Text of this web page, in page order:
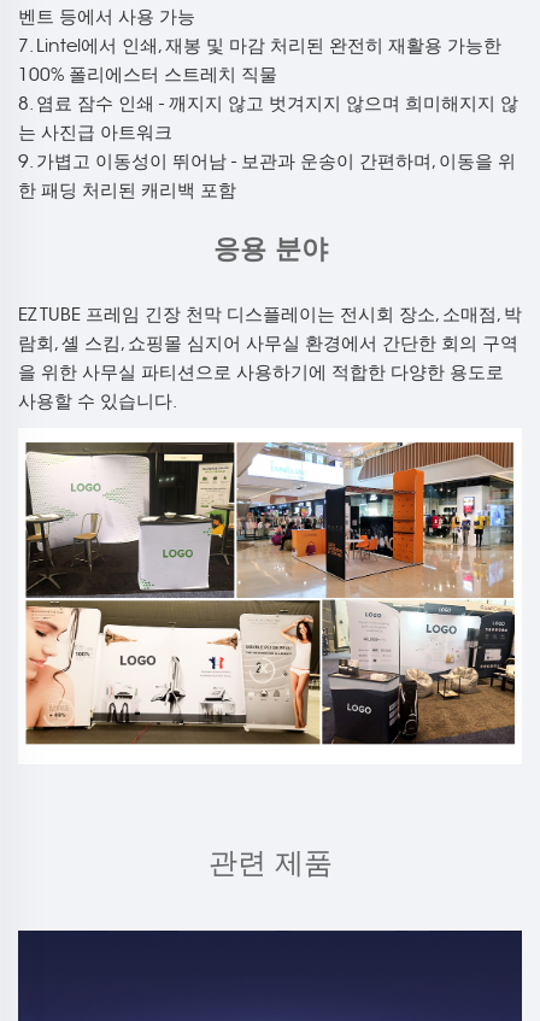
벤트 등에서 사용 가능
7. Lintel에서 인쇄, 재봉 및 마감 처리된 완전히 재활용 가능한
100% 폴리에스터 스트레치 직물
8. 염료 잠수 인쇄 - 깨지지 않고 벗겨지지 않으며 희미해지지 않
는 사진급 아트워크
9. 가볍고 이동성이 뛰어남 - 보관과 운송이 간편하며, 이동을 위
한 패딩 처리된 캐리백 포함
응용 분야
EZ TUBE 프레임 긴장 천막 디스플레이는 전시회 장소, 소매점, 박
람회, 셸 스킴, 쇼핑몰 심지어 사무실 환경에서 간단한 회의 구역
을 위한 사무실 파티션으로 사용하기에 적합한 다양한 용도로
사용할 수 있습니다.
관련 제품